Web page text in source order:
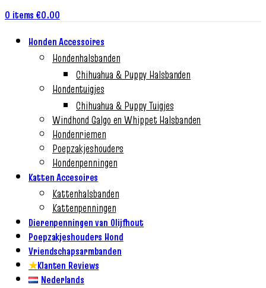
0 items €0.00
Honden Accessoires
Hondenhalsbanden
Chihuahua & Puppy Halsbanden
Hondentuigjes
Chihuahua & Puppy Tuigjes
Windhond Galgo en Whippet Halsbanden
Hondenriemen
Poepzakjeshouders
Hondenpenningen
Katten Accesoires
Kattenhalsbanden
Kattenpenningen
Dierenpenningen van Olijfhout
Poepzakjeshouders Hond
Vriendschapsarmbanden
★Klanten Reviews
Nederlands